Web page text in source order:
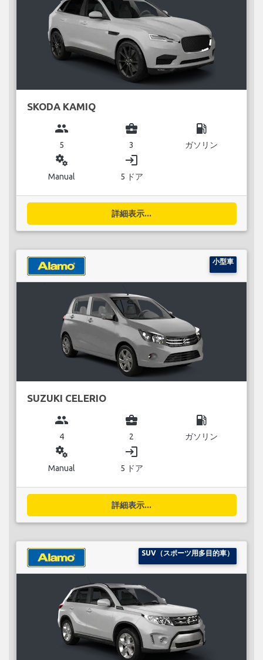
SKODA KAMIQ
group
5
business_center
3
local_gas_station
ガソリン
miscellaneous_services
Manual
login
5 ドア
詳細表示...
小型車
SUZUKI CELERIO
group
4
business_center
2
local_gas_station
ガソリン
miscellaneous_services
Manual
login
5 ドア
詳細表示...
SUV（スポーツ用多目的車）